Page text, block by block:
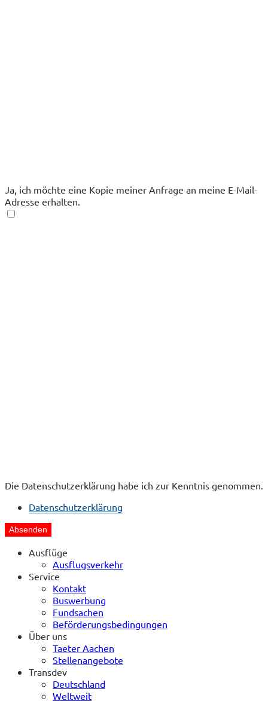
Ja, ich möchte eine Kopie meiner Anfrage an meine E-Mail-
Adresse erhalten.
Die Datenschutzerklärung habe ich zur Kenntnis genommen.
Datenschutzerklärung
Absenden
Ausflüge
Ausflugsverkehr
Service
Kontakt
Buswerbung
Fundsachen
Beförderungsbedingungen
Über uns
Taeter Aachen
Stellenangebote
Transdev
Deutschland
Weltweit